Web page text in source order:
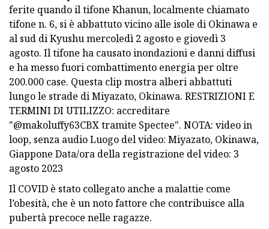
ferite quando il tifone Khanun, localmente chiamato
tifone n. 6, si è abbattuto vicino alle isole di Okinawa e
al sud di Kyushu mercoledì 2 agosto e giovedì 3
agosto. Il tifone ha causato inondazioni e danni diffusi
e ha messo fuori combattimento energia per oltre
200.000 case. Questa clip mostra alberi abbattuti
lungo le strade di Miyazato, Okinawa. RESTRIZIONI E
TERMINI DI UTILIZZO: accreditare
"@makoluffy63CBX tramite Spectee". NOTA: video in
loop, senza audio Luogo del video: Miyazato, Okinawa,
Giappone Data/ora della registrazione del video: 3
agosto 2023
Il COVID è stato collegato anche a malattie come
l’obesità, che è un noto fattore che contribuisce alla
pubertà precoce nelle ragazze.